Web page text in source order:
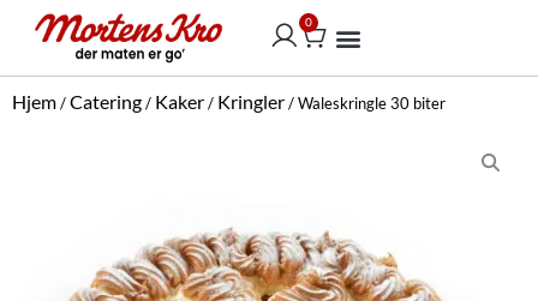
Hopp
innholdet
0
Handlekurv
Hjem/Catering/ Kaker/ Kringler/ Waleskringle 30 biter